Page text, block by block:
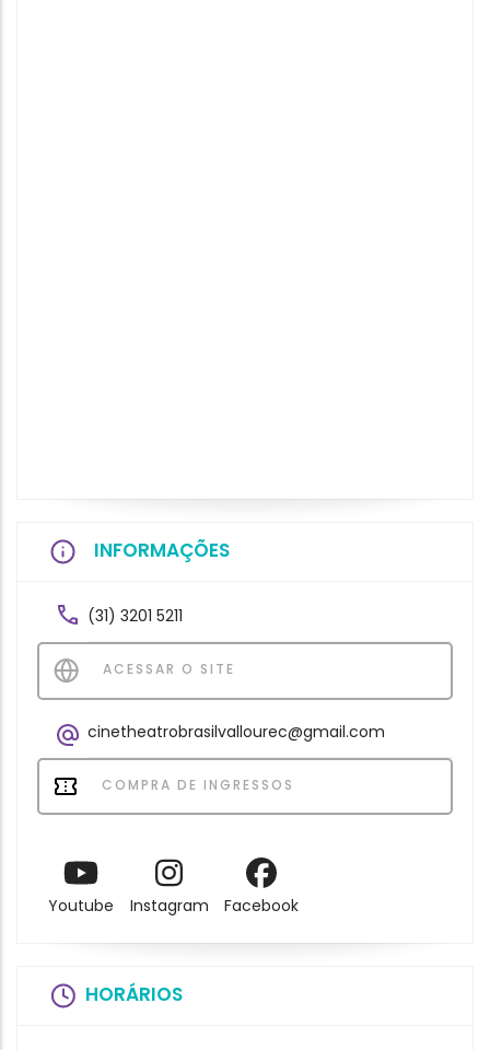
INFORMAÇÕES
(31) 3201 5211
ACESSAR O SITE
cinetheatrobrasilvallourec@gmail.com
COMPRA DE INGRESSOS
Youtube Instagram Facebook
HORÁRIOS